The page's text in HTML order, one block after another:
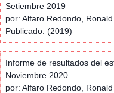
Setiembre 2019
por: Alfaro Redondo, Ronald
Publicado: (2019)
Informe de resultados del
Noviembre 2020
por: Alfaro Redondo, Ronald